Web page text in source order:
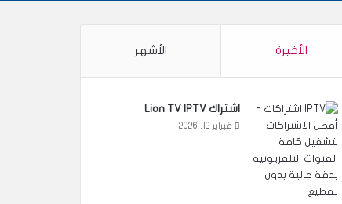
الأخيرة الأشهر
اشتراك Lion TV IPTV
فبراير 12, 2026